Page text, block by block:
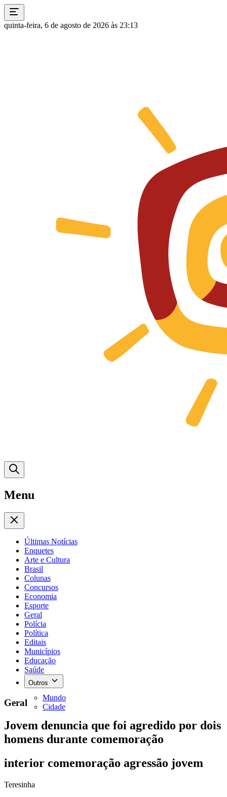
quinta-feira, 6 de agosto de 2026 às 23:13
Menu
Últimas Notícias
Enquetes
Arte e Cultura
Brasil
Colunas
Concursos
Economia
Esporte
Geral
Polícia
Política
Editais
Municípios
Educação
Saúde
Outros
Mundo
Cidade
Geral
Jovem denuncia que foi agredido por dois
homens durante comemoração
interior comemoração agressão jovem
Teresinha